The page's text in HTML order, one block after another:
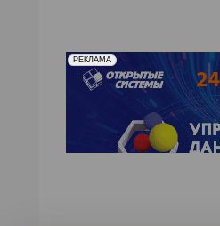
РЕКЛАМА